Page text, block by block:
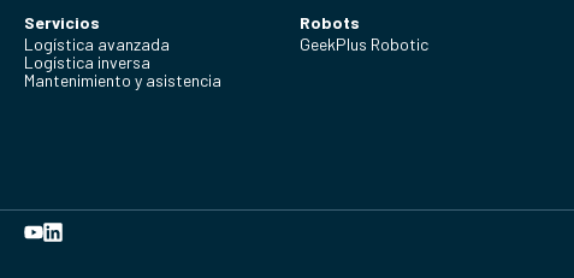
Servicios
Logística avanzada
Logística inversa
Mantenimiento y asistencia
Robots
GeekPlus Robotic